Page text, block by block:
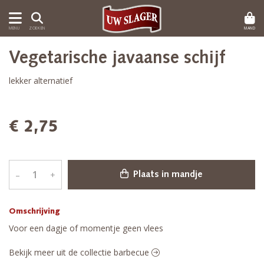
MENU ZOEKEN MAND
Omschrijving
Voor een dagje of momentje geen vlees
Vegetarische javaanse schijf
lekker alternatief
€ 2,75
– + Plaats in mandje
Bekijk meer uit de collectie barbecue